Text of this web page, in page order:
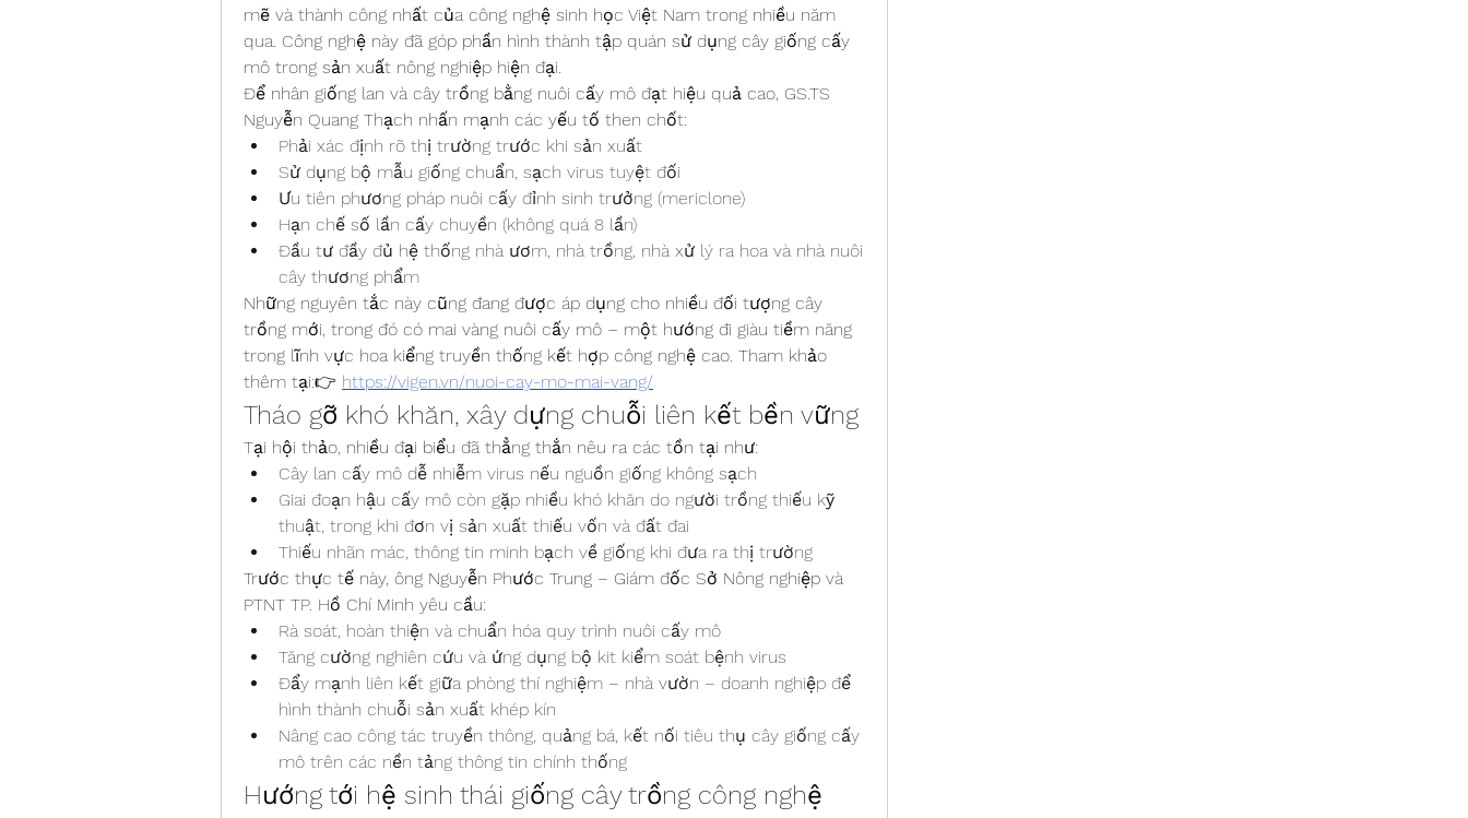
mẽ và thành công nhất của công nghệ sinh học Việt Nam trong nhiều năm
qua. Công nghệ này đã góp phần hình thành tập quán sử dụng cây giống cấy
mô trong sản xuất nông nghiệp hiện đại.
Để nhân giống lan và cây trồng bằng nuôi cấy mô đạt hiệu quả cao, GS.TS
Nguyễn Quang Thạch nhấn mạnh các yếu tố then chốt:
Phải xác định rõ thị trường trước khi sản xuất
Sử dụng bộ mẫu giống chuẩn, sạch virus tuyệt đối
Ưu tiên phương pháp nuôi cấy đỉnh sinh trưởng (mericlone)
Hạn chế số lần cấy chuyền (không quá 8 lần)
Đầu tư đầy đủ hệ thống nhà ươm, nhà trồng, nhà xử lý ra hoa và nhà nuôi
cây thương phẩm
Những nguyên tắc này cũng đang được áp dụng cho nhiều đối tượng cây
trồng mới, trong đó có mai vàng nuôi cấy mô – một hướng đi giàu tiềm năng
trong lĩnh vực hoa kiểng truyền thống kết hợp công nghệ cao. Tham khảo
thêm tại:👉 https://vigen.vn/nuoi-cay-mo-mai-vang/
Tháo gỡ khó khăn, xây dựng chuỗi liên kết bền vững
Tại hội thảo, nhiều đại biểu đã thẳng thắn nêu ra các tồn tại như:
Cây lan cấy mô dễ nhiễm virus nếu nguồn giống không sạch
Giai đoạn hậu cấy mô còn gặp nhiều khó khăn do người trồng thiếu kỹ
thuật, trong khi đơn vị sản xuất thiếu vốn và đất đai
Thiếu nhãn mác, thông tin minh bạch về giống khi đưa ra thị trường
Trước thực tế này, ông Nguyễn Phước Trung – Giám đốc Sở Nông nghiệp và
PTNT TP. Hồ Chí Minh yêu cầu:
Rà soát, hoàn thiện và chuẩn hóa quy trình nuôi cấy mô
Tăng cường nghiên cứu và ứng dụng bộ kit kiểm soát bệnh virus
Đẩy mạnh liên kết giữa phòng thí nghiệm – nhà vườn – doanh nghiệp để
hình thành chuỗi sản xuất khép kín
Nâng cao công tác truyền thông, quảng bá, kết nối tiêu thụ cây giống cấy
mô trên các nền tảng thông tin chính thống
Hướng tới hệ sinh thái giống cây trồng công nghệ